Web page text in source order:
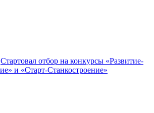
Стартовал отбор на конкурсы «Развитие-
и «Старт-Станкостроение»